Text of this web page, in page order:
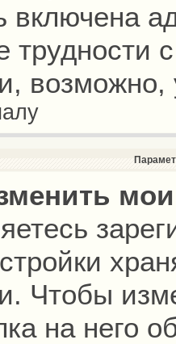
включена
трудности
возможно,
Чтобы
на него